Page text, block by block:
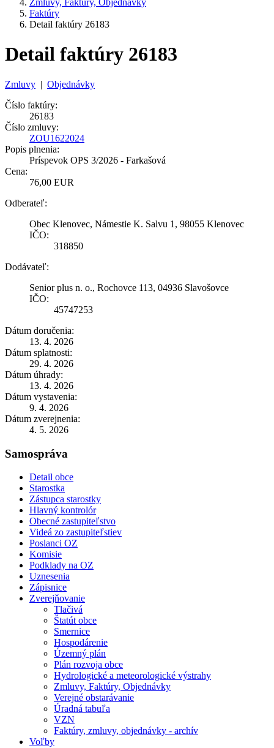
Zmluvy, Faktúry, Objednávky
Faktúry
Detail faktúry 26183
Detail faktúry 26183
Zmluvy | Objednávky
Číslo faktúry:
26183
Číslo zmluvy:
ZOU1622024
Popis plnenia:
Príspevok OPS 3/2026 - Farkašová
Cena:
76,00 EUR
Odberateľ:
Obec Klenovec, Námestie K. Salvu 1, 98055 Klenovec
IČO:
318850
Dodávateľ:
Senior plus n. o., Rochovce 113, 04936 Slavošovce
IČO:
45747253
Dátum doručenia:
13. 4. 2026
Dátum splatnosti:
29. 4. 2026
Dátum úhrady:
13. 4. 2026
Dátum vystavenia:
9. 4. 2026
Dátum zverejnenia:
4. 5. 2026
Samospráva
Detail obce
Starostka
Zástupca starostky
Hlavný kontrolór
Obecné zastupiteľstvo
Videá zo zastupiteľstiev
Poslanci OZ
Komisie
Podklady na OZ
Uznesenia
Zápisnice
Zverejňovanie
Tlačivá
Štatút obce
Smernice
Hospodárenie
Územný plán
Plán rozvoja obce
Hydrologické a meteorologické výstrahy
Zmluvy, Faktúry, Objednávky
Verejné obstarávanie
Úradná tabuľa
VZN
Faktúry, zmluvy, objednávky - archív
Voľby